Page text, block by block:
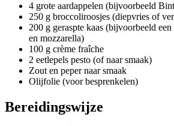
4 grote aardappelen (bijvoorbeeld
250 g broccoliroosjes (diepvries of
200 g geraspte kaas (bijvoorbeeld
en mozzarella)
100 g crème fraîche
2 eetlepels pesto (of naar smaak)
Zout en peper naar smaak
Olijfolie (voor besprenkelen)
Bereidingswijze